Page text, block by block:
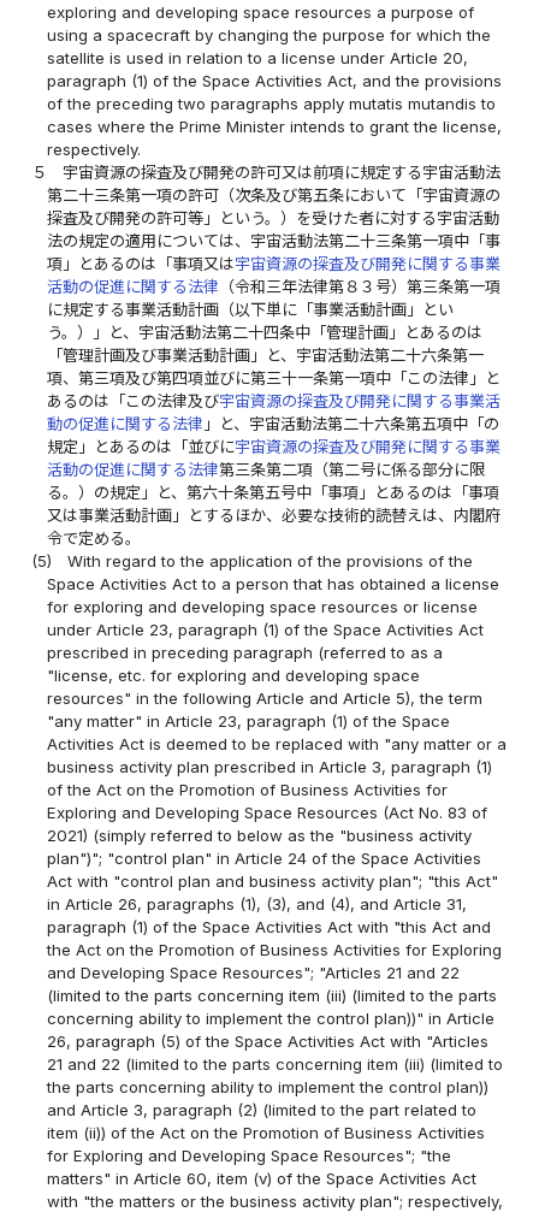
exploring and developing space resources a purpose of
using a spacecraft by changing the purpose for which the
satellite is used in relation to a license under Article 20,
paragraph (1) of the Space Activities Act, and the provisions
of the preceding two paragraphs apply mutatis mutandis to
cases where the Prime Minister intends to grant the license,
respectively.
５
宇宙資源の探査及び開発の許可又は前項に規定する宇宙活動法
第二十三条第一項の許可（次条及び第五条において「宇宙資源の
探査及び開発の許可等」という。）を受けた者に対する宇宙活動
法の規定の適用については、宇宙活動法第二十三条第一項中「事
項」とあるのは「事項又は宇宙資源の探査及び開発に関する事業
活動の促進に関する法律 （令和三年法律第８３号）第三条第一項
に規定する事業活動計画（以下単に「事業活動計画」とい
う。）」と、宇宙活動法第二十四条中「管理計画」とあるのは
「管理計画及び事業活動計画」と、宇宙活動法第二十六条第一
項、第三項及び第四項並びに第三十一条第一項中「この法律」と
あるのは「この法律及び宇宙資源の探査及び開発に関する事業活
動の促進に関する法律 」と、宇宙活動法第二十六条第五項中「の
規定」とあるのは「並びに宇宙資源の探査及び開発に関する事業
活動の促進に関する法律第三条第二項（第二号に係る部分に限
る。）の規定」と、第六十条第五号中「事項」とあるのは「事項
又は事業活動計画」とするほか、必要な技術的読替えは、内閣府
令で定める。
(5)
With regard to the application of the provisions of the
Space Activities Act to a person that has obtained a license
for exploring and developing space resources or license
under Article 23, paragraph (1) of the Space Activities Act
prescribed in preceding paragraph (referred to as a
"license, etc. for exploring and developing space
resources" in the following Article and Article 5), the term
"any matter" in Article 23, paragraph (1) of the Space
Activities Act is deemed to be replaced with "any matter or a
business activity plan prescribed in Article 3, paragraph (1)
of the Act on the Promotion of Business Activities for
Exploring and Developing Space Resources (Act No. 83 of
2021) (simply referred to below as the "business activity
plan")"; "control plan" in Article 24 of the Space Activities
Act with "control plan and business activity plan"; "this Act"
in Article 26, paragraphs (1), (3), and (4), and Article 31,
paragraph (1) of the Space Activities Act with "this Act and
the Act on the Promotion of Business Activities for Exploring
and Developing Space Resources"; "Articles 21 and 22
(limited to the parts concerning item (iii) (limited to the parts
concerning ability to implement the control plan))" in Article
26, paragraph (5) of the Space Activities Act with "Articles
21 and 22 (limited to the parts concerning item (iii) (limited to
the parts concerning ability to implement the control plan))
and Article 3, paragraph (2) (limited to the part related to
item (ii)) of the Act on the Promotion of Business Activities
for Exploring and Developing Space Resources"; "the
matters" in Article 60, item (v) of the Space Activities Act
with "the matters or the business activity plan"; respectively,